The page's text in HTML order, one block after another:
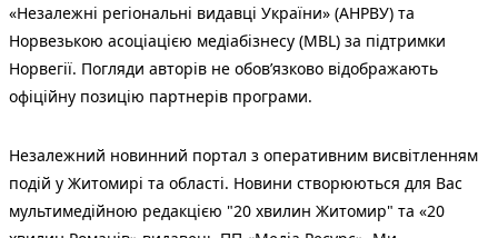
«Незалежні регіональні видавці України» (АНРВУ) та
Норвезькою асоціацією медіабізнесу (MBL) за підтримки
Норвегії. Погляди авторів не обов’язково відображають
офіційну позицію партнерів програми.
Незалежний новинний портал з оперативним висвітленням
подій у Житомирі та області. Новини створюються для Вас
мультимедійною редакцією "20 хвилин Житомир" та «20